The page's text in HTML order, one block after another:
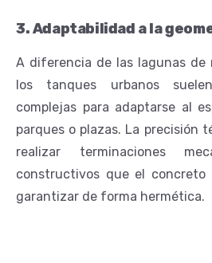
3. Adaptabilidad a la
A diferencia de las lagunas de
los tanques urbanos
complejas para adaptarse al
parques o plazas. La precisión
realizar terminaciones
constructivos que el concreto
garantizar de forma hermética.